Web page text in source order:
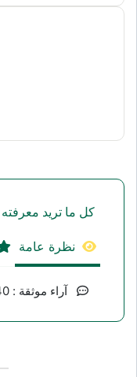
كل ما تريد معرفته
نظرة عامة
آراء موثقة : 640